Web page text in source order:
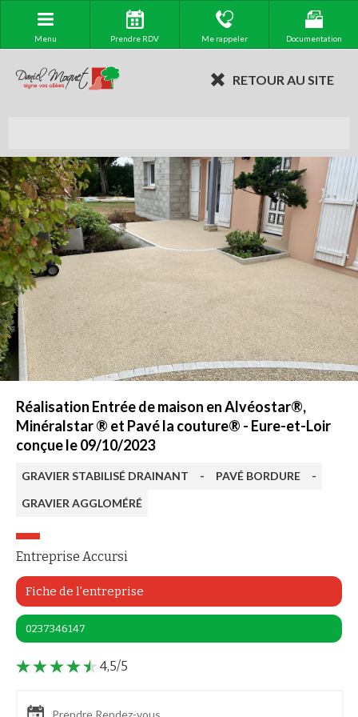
Menu Prendre RDV Me rappeler Documentation
RETOUR AU SITE
Réalisation Entrée de maison en Alvéostar®,
Minéralstar ® et Pavé la couture® - Eure-et-Loir
conçue le 09/10/2023
GRAVIER STABILISÉ DRAINANT - PAVÉ BORDURE
-
GRAVIER AGGLOMÉRÉ
Entreprise Accursi
Fiche de l'entreprise
0237346147
4,5/5